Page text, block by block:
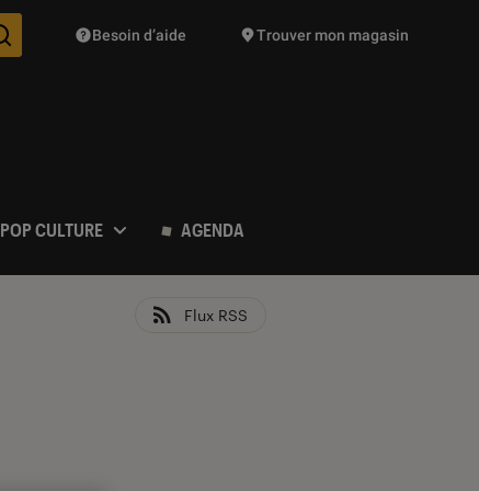
Des suggestions de produits vont vous être proposées
Besoin d’aide Trouver mon magasin
POP CULTURE AGENDA
Flux RSS